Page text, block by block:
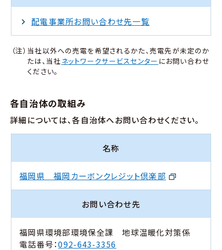
配電事業所お問い合わせ先一覧
（注）当社以外への売電を希望されるかた、売電先が未定のか
たは、当社ネットワークサービスセンター にお問い合わせ
ください。
各自治体の取組み
詳細については、各自治体へお問い合わせください。
名称
福岡県 福岡カーボンクレジット倶楽部
お問い合わせ先
福岡県環境部環境保全課 地球温暖化対策係
電話番号：092-643-3356